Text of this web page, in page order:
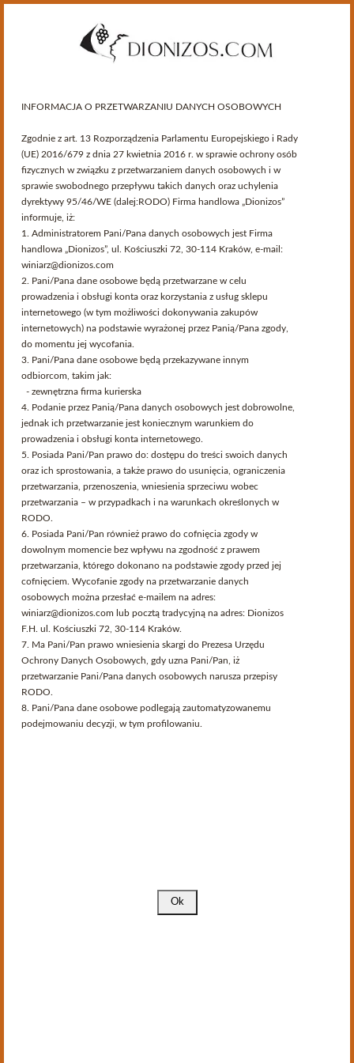
Kategorie
>
Autentykacja
Utwórz konto
Wprowadź swój adres e-mail, aby utworzyć konto.
Adres email
Utwórz Konto
Już zarejestrowany?
Adres email
Hasło
Serwis przeznaczony dla osób pełnoletnich.
Czy akceptujesz te warunki i masz ukończone 18 lat?
Strona korzysta z plików cookies w celu realizacji usług i zgodnie z
Polityką Plików Cookies. Możesz określić warunki przechowywania
lub dostępu do plików cookies w Twojej przeglądarce.
INFORMACJA O PRZETWARZANIU DANYCH OSOBOWYCH
Zgodnie z art. 13 Rozporządzenia Parlamentu Europejskiego i Rady
(UE) 2016/679 z dnia 27 kwietnia 2016 r. w sprawie ochrony osób
fizycznych w związku z przetwarzaniem danych osobowych i w
sprawie swobodnego przepływu takich danych oraz uchylenia
dyrektywy 95/46/WE (dalej:RODO) Firma handlowa „Dionizos”
informuje, iż:
1. Administratorem Pani/Pana danych osobowych jest Firma
handlowa „Dionizos”, ul. Kościuszki 72, 30-114 Kraków, e-mail:
winiarz@dionizos.com
2. Pani/Pana dane osobowe będą przetwarzane w celu
prowadzenia i obsługi konta oraz korzystania z usług sklepu
internetowego (w tym możliwości dokonywania zakupów
internetowych) na podstawie wyrażonej przez Panią/Pana zgody,
do momentu jej wycofania.
3. Pani/Pana dane osobowe będą przekazywane innym
odbiorcom, takim jak:
- zewnętrzna firma kurierska
4. Podanie przez Panią/Pana danych osobowych jest dobrowolne,
jednak ich przetwarzanie jest koniecznym warunkiem do
prowadzenia i obsługi konta internetowego.
5. Posiada Pani/Pan prawo do: dostępu do treści swoich danych
oraz ich sprostowania, a także prawo do usunięcia, ograniczenia
przetwarzania, przenoszenia, wniesienia sprzeciwu wobec
przetwarzania – w przypadkach i na warunkach określonych w
RODO.
6. Posiada Pani/Pan również prawo do cofnięcia zgody w
dowolnym momencie bez wpływu na zgodność z prawem
przetwarzania, którego dokonano na podstawie zgody przed jej
cofnięciem. Wycofanie zgody na przetwarzanie danych
osobowych można przesłać e-mailem na adres:
winiarz@dionizos.com lub pocztą tradycyjną na adres: Dionizos
F.H. ul. Kościuszki 72, 30-114 Kraków.
7. Ma Pani/Pan prawo wniesienia skargi do Prezesa Urzędu
Ochrony Danych Osobowych, gdy uzna Pani/Pan, iż
przetwarzanie Pani/Pana danych osobowych narusza przepisy
RODO.
8. Pani/Pana dane osobowe podlegają zautomatyzowanemu
podejmowaniu decyzji, w tym profilowaniu.